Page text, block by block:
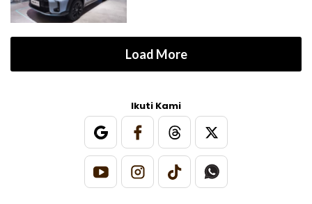
Load More
Ikuti Kami